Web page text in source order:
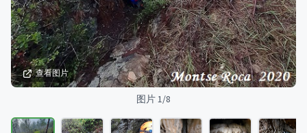
查看图片
图片 1/8